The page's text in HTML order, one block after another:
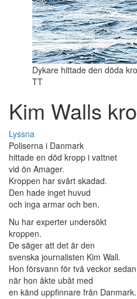
Dykare hittade den döda
TT
Kim Walls
Lyssna
Poliserna i Danmark
hittade en död kropp i vattnet
vid ön Amager.
Kroppen har svårt skadad.
Den hade inget huvud
och inga armar och ben.
Nu har experter undersökt
kroppen.
De säger att det är den
svenska journalisten Kim Wall.
Hon försvann för två veckor sedan
när hon åkte ubåt med
en känd uppfinnare från Danmark.